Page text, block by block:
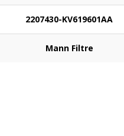
2207430-KV619601AA
Mann Filtre